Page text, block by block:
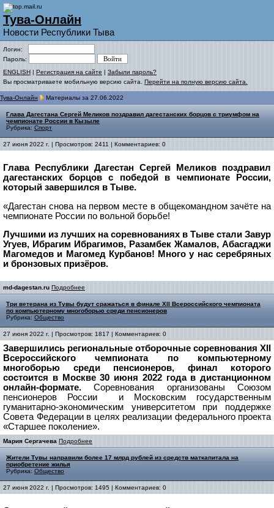
Тува-Онлайн
Новости Республики Тыва
Логин:
Пароль:
ENGLISH | Регистрация на сайте | Забыли пароль?
Вы просматриваете мобильную версию сайта. Перейти на полную версию сайта.
Тува-Онлайн Материалы за 27.06.2022
Глава Дагестана Сергей Меликов поздравил дагестанских борцов с триумфом на
чемпионате России в Кызыле
Рубрика: Спорт
27 июня 2022 г. | Просмотров: 2411 | Комментариев: 0
Глава Республики Дагестан Сергей Меликов поздравил
дагестанских борцов с победой в чемпионате России,
который завершился в Тыве.
«Дагестан снова на первом месте в общекомандном зачёте на
чемпионате России по вольной борьбе!
Лучшими из лучших на соревнованиях в Тыве стали Завур
Угуев, Ибрагим Ибрагимов, Разамбек Жамалов, Абасгаджи
Магомедов и Магомед Курбанов! Много у нас серебряных
и бронзовых призёров.
md-dagestan.ru Подробнее
Три ветерана из Тувы будут сражаться в финале XII Всероссийского чемпионата
по компьютерному многоборью среди пенсионеров
Рубрика: Общество
27 июня 2022 г. | Просмотров: 1817 | Комментариев: 0
Завершились региональные отборочные соревнования XII
Всероссийского чемпионата по компьютерному
многоборью среди пенсионеров, финал которого
состоится в Москве 30 июня 2022 года в дистанционном
онлайн-формате. Соревнования организованы Союзом
пенсионеров России и Московским государственным
гуманитарно-экономическим университетом при поддержке
Совета Федерации в целях реализации федерального проекта
«Старшее поколение».
Мария Сергачева Подробнее
Жители Тувы направили более 17 млрд рублей из средств маткапитала на
приобретение жилья
Рубрика: Общество
27 июня 2022 г. | Просмотров: 1495 | Комментариев: 0